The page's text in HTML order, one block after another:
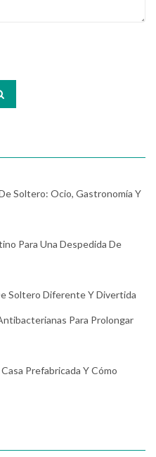
Soltero: Ocio, Gastronomía Y
Para Una Despedida De
Soltero Diferente Y Divertida
Para Prolongar
Prefabricada Y Cómo